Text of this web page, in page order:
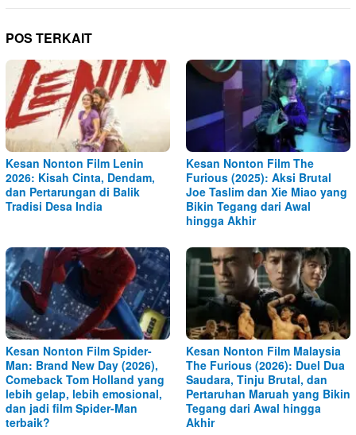
POS TERKAIT
Kesan Nonton Film Lenin
2026: Kisah Cinta, Dendam,
dan Pertarungan di Balik
Tradisi Desa India
Kesan Nonton Film The
Furious (2025): Aksi Brutal
Joe Taslim dan Xie Miao yang
Bikin Tegang dari Awal
hingga Akhir
Kesan Nonton Film Spider-
Man: Brand New Day (2026),
Comeback Tom Holland yang
lebih gelap, lebih emosional,
dan jadi film Spider-Man
terbaik?
Kesan Nonton Film Malaysia
The Furious (2026): Duel Dua
Saudara, Tinju Brutal, dan
Pertaruhan Maruah yang Bikin
Tegang dari Awal hingga
Akhir